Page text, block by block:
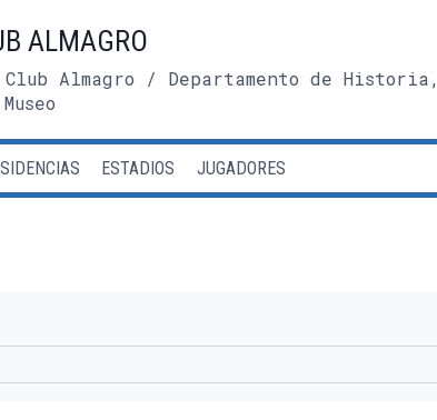
ALMAGRO
Almagro / Departamento de Historia,
ESTADIOS JUGADORES